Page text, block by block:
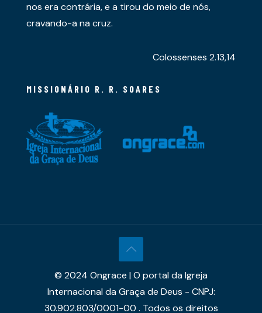
nos era contrária, e a tirou do meio de nós,
cravando-a na cruz.
Colossenses 2.13,14
MISSIONÁRIO R. R. SOARES
© 2024 Ongrace | O portal da Igreja
Internacional da Graça de Deus - CNPJ:
30.902.803/0001-00 . Todos os direitos